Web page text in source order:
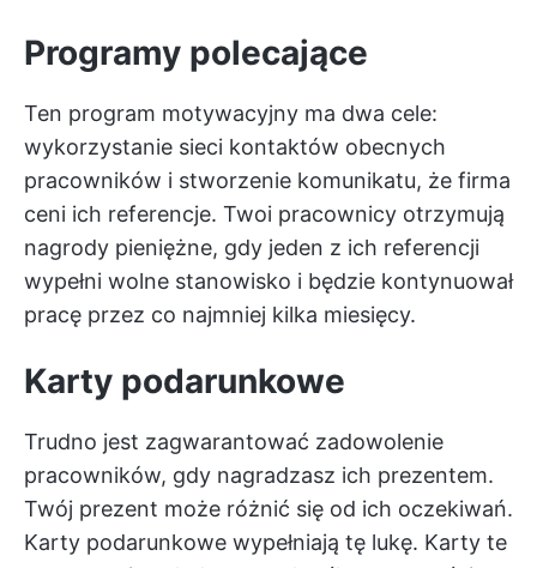
Programy polecające
Ten program motywacyjny ma dwa cele:
wykorzystanie sieci kontaktów obecnych
pracowników i stworzenie komunikatu, że firma
ceni ich referencje. Twoi pracownicy otrzymują
nagrody pieniężne, gdy jeden z ich referencji
wypełni wolne stanowisko i będzie kontynuował
pracę przez co najmniej kilka miesięcy.
Karty podarunkowe
Trudno jest zagwarantować zadowolenie
pracowników, gdy nagradzasz ich prezentem.
Twój prezent może różnić się od ich oczekiwań.
Karty podarunkowe wypełniają tę lukę. Karty te